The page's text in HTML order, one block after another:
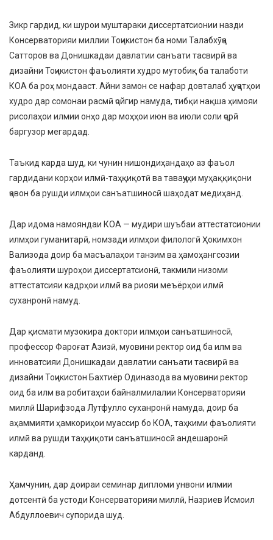
Зикр гардид, ки шурои муштараки диссертатсионии назди
Консерваторияи миллии Тоҷикистон ба номи Талабхӯҷа
Сатторов ва Донишкадаи давлатии санъати тасвирӣ ва
дизайни Тоҷикистон фаъолияти худро мутобиқ ба талаботи
КОА ба роҳ мондааст. Айни замон се нафар довталаб ҳуҷҷатҳои
худро дар сомонаи расмӣ ҷойгир намуда, тибқи нақша ҳимояи
рисолаҳои илмии онҳо дар моҳҳои июн ва июли соли ҷорӣ
баргузор мегардад.
Таъкид карда шуд, ки чунин нишондиҳандаҳо аз фаъол
гардидани корҳои илмӣ-таҳқиқотӣ ва таваҷҷуҳи муҳаққиқони
ҷавон ба рушди илмҳои санъатшиносӣ шаҳодат медиҳанд.
Дар идома намояндаи КОА — мудири шуъбаи аттестатсионии
илмҳои гуманитарӣ, номзади илмҳои филологӣ Ҳокимхон
Вализода доир ба масъалаҳои танзим ва ҳамоҳангсозии
фаъолияти шуроҳои диссертатсионӣ, такмили низоми
аттестатсияи кадрҳои илмӣ ва риояи меъёрҳои илмӣ
суханронӣ намуд.
Дар қисмати музокира доктори илмҳои санъатшиносӣ,
профессор Фароғат Азизӣ, муовини ректор оид ба илм ва
инноватсияи Донишкадаи давлатии санъати тасвирӣ ва
дизайни Тоҷикистон Бахтиёр Одиназода ва муовини ректор
оид ба илм ва робитаҳои байналмилалии Консерваторияи
миллӣ Шарифзода Лутфулло суханронӣ намуда, доир ба
аҳаммияти ҳамкориҳои муассир бо КОА, таҳкими фаъолияти
илмӣ ва рушди таҳқиқоти санъатшиносӣ андешаронӣ
карданд.
Ҳамчунин, дар доираи семинар дипломи унвони илмии
дотсентӣ ба устоди Консерваторияи миллӣ, Назриев Исмоил
Абдуллоевич супорида шуд.